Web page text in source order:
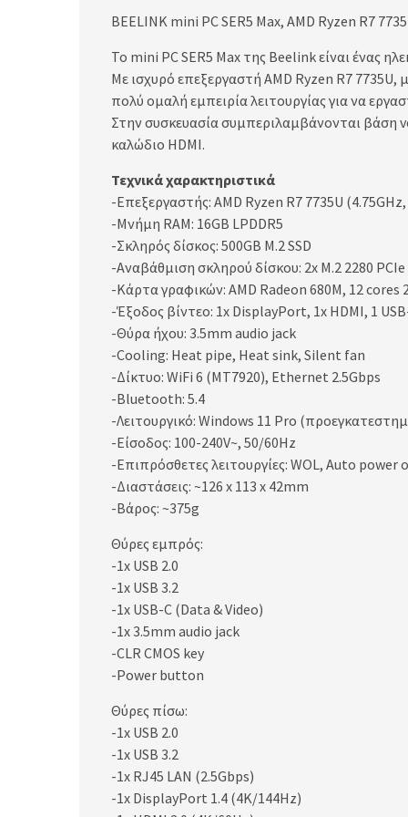
BEELINK mini PC SER5 Max, AMD Ryzen R7
Το mini PC SER5 Max της Beelink είναι ένας
Με ισχυρό επεξεργαστή AMD Ryzen R7 7735U,
πολύ ομαλή εμπειρία λειτουργίας για να
Στην συσκευασία συμπεριλαμβάνονται βάση
καλώδιο HDMI.
Τεχνικά χαρακτηριστικά
-Επεξεργαστής: AMD Ryzen R7 7735U
-Μνήμη RAM: 16GB LPDDR5
-Σκληρός δίσκος: 500GB M.2 SSD
-Αναβάθμιση σκληρού δίσκου: 2x M.2 2280
-Κάρτα γραφικών: AMD Radeon 680M, 12 cores
-Έξοδος βίντεο: 1x DisplayPort, 1x HDMI, 1
-Θύρα ήχου: 3.5mm audio jack
-Cooling: Heat pipe, Heat sink, Silent fan
-Δίκτυο: WiFi 6 (MT7920), Ethernet 2.5Gbps
-Bluetooth: 5.4
-Λειτουργικό: Windows 11 Pro
-Είσοδος: 100-240V~, 50/60Hz
-Επιπρόσθετες λειτουργίες: WOL, Auto power
-Διαστάσεις: ~126 x 113 x 42mm
-Βάρος: ~375g
Θύρες εμπρός:
-1x USB 2.0
-1x USB 3.2
-1x USB-C (Data & Video)
-1x 3.5mm audio jack
-CLR CMOS key
-Power button
Θύρες πίσω:
-1x USB 2.0
-1x USB 3.2
-1x RJ45 LAN (2.5Gbps)
-1x DisplayPort 1.4 (4K/144Hz)